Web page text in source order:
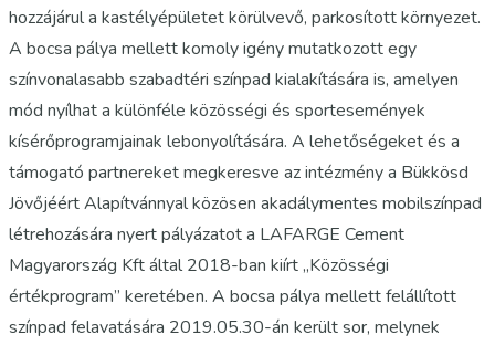
hozzájárul a kastélyépületet körülvevő, parkosított környezet.
A bocsa pálya mellett komoly igény mutatkozott egy
színvonalasabb szabadtéri színpad kialakítására is, amelyen
mód nyílhat a különféle közösségi és sportesemények
kísérőprogramjainak lebonyolítására. A lehetőségeket és a
támogató partnereket megkeresve az intézmény a Bükkösd
Jövőjéért Alapítvánnyal közösen akadálymentes mobilszínpad
létrehozására nyert pályázatot a LAFARGE Cement
Magyarország Kft által 2018-ban kiírt „Közösségi
értékprogram” keretében. A bocsa pálya mellett felállított
színpad felavatására 2019.05.30-án került sor, melynek